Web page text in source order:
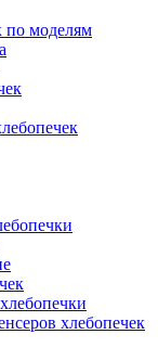
по моделям
хлебопечек